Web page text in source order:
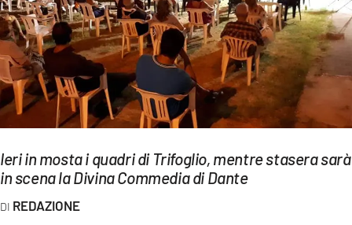
ECONOMIA E LAVORO
EVENTI
SPORT
Streaming
LAC TV
Ieri in mosta i quadri di Trifoglio, mentre stasera sarà
in scena la Divina Commedia di Dante
REDAZIONE